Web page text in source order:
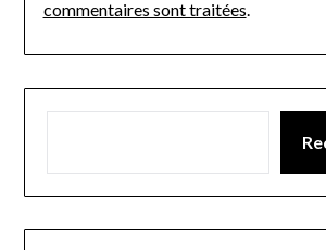
commentaires sont traitées.